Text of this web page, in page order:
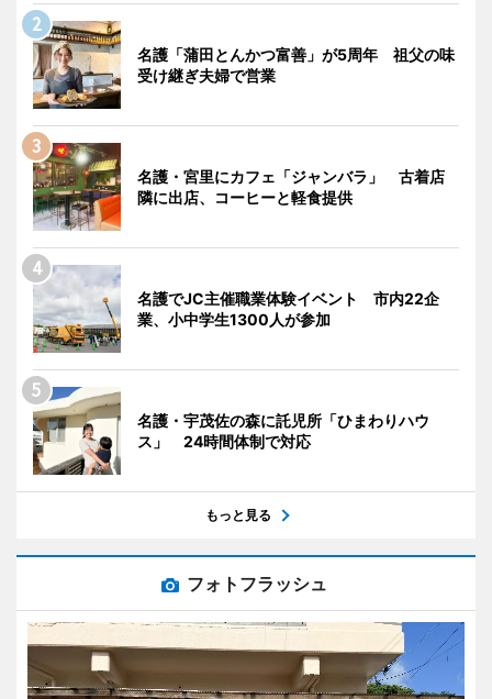
名護「蒲田とんかつ富善」が5周年 祖父の味
受け継ぎ夫婦で営業
名護・宮里にカフェ「ジャンバラ」 古着店
隣に出店、コーヒーと軽食提供
名護でJC主催職業体験イベント 市内22企
業、小中学生1300人が参加
名護・宇茂佐の森に託児所「ひまわりハウ
ス」 24時間体制で対応
もっと見る
フォトフラッシュ